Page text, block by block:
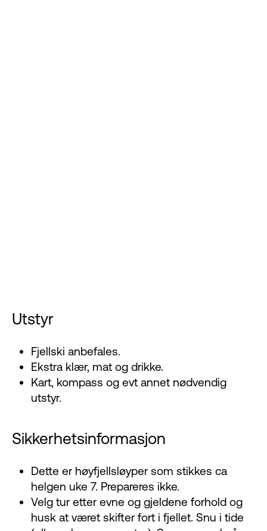
Utstyr
Fjellski anbefales.
Ekstra klær, mat og drikke.
Kart, kompass og evt annet nødvendig
utstyr.
Sikkerhetsinformasjon
Dette er høyfjellsløyper som stikkes ca
helgen uke 7. Prepareres ikke.
Velg tur etter evne og gjeldene forhold og
husk at været skifter fort i fjellet. Snu i tide